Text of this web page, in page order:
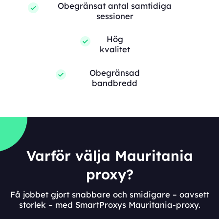
Obegränsat antal samtidiga
sessioner
Hög
kvalitet
Obegränsad
bandbredd
Varför välja Mauritania
proxy?
Få jobbet gjort snabbare och smidigare – oavsett
storlek – med SmartProxys Mauritania-proxy.